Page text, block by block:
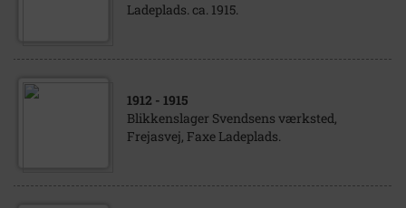
Ladeplads. ca. 1915.
1912 - 1915
Blikkenslager Svendsens værksted,
Frejasvej, Faxe Ladeplads.